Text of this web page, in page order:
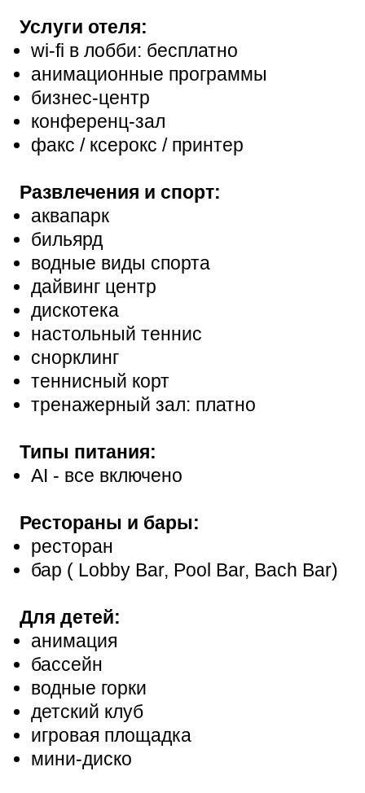
Услуги отеля:
wi-fi в лобби: бесплатно
анимационные программы
бизнес-центр
конференц-зал
факс / ксерокс / принтер
Развлечения и спорт:
аквапарк
бильярд
водные виды спорта
дайвинг центр
дискотека
настольный теннис
снорклинг
теннисный корт
тренажерный зал: платно
Типы питания:
АІ - все включено
Рестораны и бары:
ресторан
бар ( Lobby Bar, Pool Bar, Bach Bar)
Для детей:
анимация
бассейн
водные горки
детский клуб
игровая площадка
мини-диско